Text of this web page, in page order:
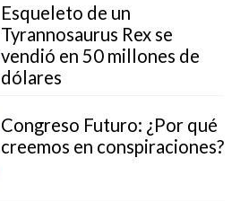
Esqueleto de un
Tyrannosaurus Rex se
vendió en 50 millones de
dólares
Congreso Futuro: ¿Por qué
creemos en conspiraciones?